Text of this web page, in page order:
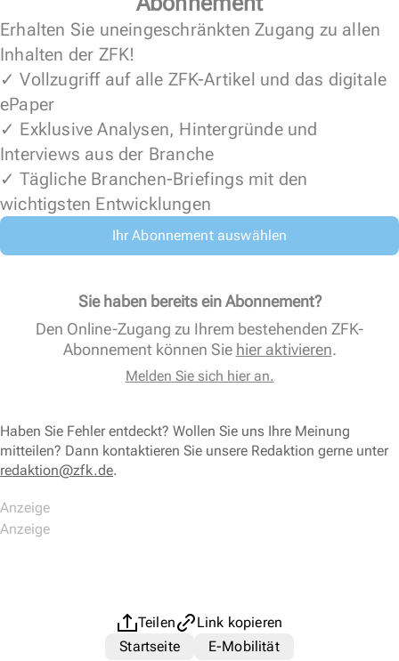
Erhalten Sie uneingeschränkten Zugang zu allen
Inhalten der ZFK!
✓ Vollzugriff auf alle ZFK-Artikel und das digitale
ePaper
✓ Exklusive Analysen, Hintergründe und
Interviews aus der Branche
✓ Tägliche Branchen-Briefings mit den
wichtigsten Entwicklungen
Ihr Abonnement auswählen
Sie haben bereits ein Abonnement?
Den Online-Zugang zu Ihrem bestehenden ZFK-
Abonnement können Sie hier aktivieren.
Melden Sie sich hier an.
Haben Sie Fehler entdeckt? Wollen Sie uns Ihre Meinung
mitteilen? Dann kontaktieren Sie unsere Redaktion gerne unter
redaktion@zfk.de.
Teilen
Link kopieren
Startseite
E-Mobilität